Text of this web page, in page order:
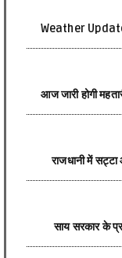
Weather Update
आज जारी होगी
राजधानी में
साय सरकार के